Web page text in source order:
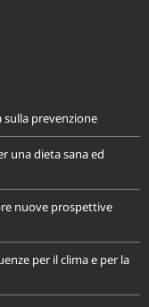
sulla prevenzione
una dieta sana ed
nuove prospettive
per il clima e per la